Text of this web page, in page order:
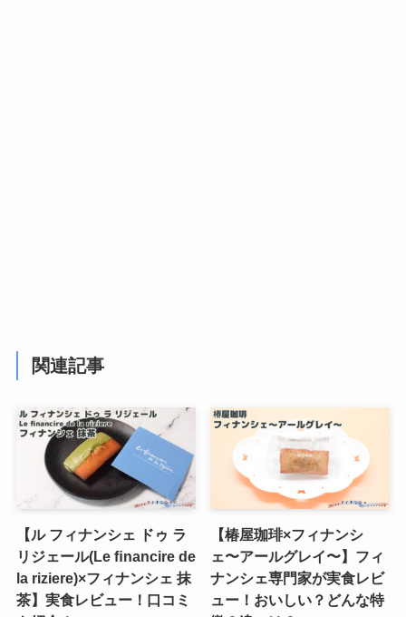
関連記事
【ル フィナンシェ ドゥ ラ
リジェール(Le ﬁnancire de
la riziere)×フィナンシェ 抹
茶】実食レビュー！口コミ
【椿屋珈琲×フィナンシ
ェ〜アールグレイ〜】フィ
ナンシェ専門家が実食レビ
ュー！おいしい？どんな特